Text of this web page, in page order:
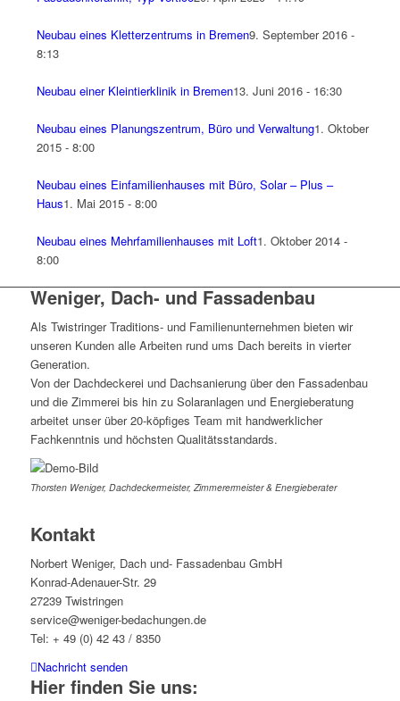
Neubau eines Kletterzentrums in Bremen9. September 2016 -
8:13
Neubau einer Kleintierklinik in Bremen13. Juni 2016 - 16:30
Neubau eines Planungszentrum, Büro und Verwaltung1. Oktober
2015 - 8:00
Neubau eines Einfamilienhauses mit Büro, Solar – Plus –
Haus1. Mai 2015 - 8:00
Neubau eines Mehrfamilienhauses mit Loft1. Oktober 2014 -
8:00
Weniger, Dach- und Fassadenbau
Als Twistringer Traditions- und Familienunternehmen bieten wir
unseren Kunden alle Arbeiten rund ums Dach bereits in vierter
Generation.
Von der Dachdeckerei und Dachsanierung über den Fassadenbau
und die Zimmerei bis hin zu Solaranlagen und Energieberatung
arbeitet unser über 20-köpfiges Team mit handwerklicher
Fachkenntnis und höchsten Qualitätsstandards.
Thorsten Weniger, Dachdeckermeister, Zimmerermeister & Energieberater
Kontakt
Norbert Weniger, Dach und- Fassadenbau GmbH
Konrad-Adenauer-Str. 29
27239 Twistringen
service@weniger-bedachungen.de
Tel: + 49 (0) 42 43 / 8350
Nachricht senden
Hier finden Sie uns: